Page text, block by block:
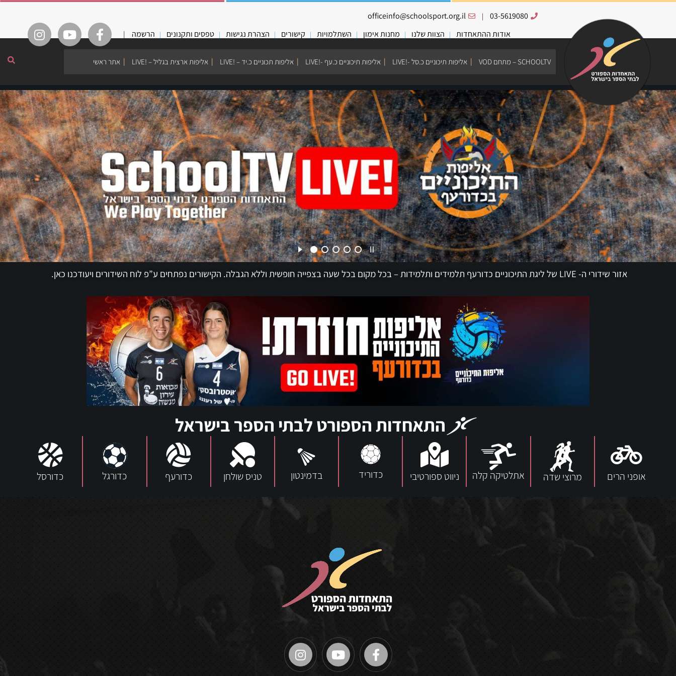
03-5619080
|
officeinfo@schoolsport.org.il
אודות ההתאחדות
הצוות שלנו מחנות אימון השתלמויות קישורים הצהרת נגישות טפסים ותקנונים הרשמה |
SCHOOLTV – מתחם VOD אליפות תיכוניים כ.סל -!LIVE אליפות תיכוניים כ.עף -!LIVE אליפות תכוניים כ.יד – !LIVE אליפות ארצית בגליל – !LIVE אתר ראשי
אזור שידורי ה- LIVE של ליגת התיכוניים כדורעף תלמידים ותלמידות – בכל מקום בכל שעה בצפייה חופשית וללא הגבלה. הקישורים נפתחים ע”פ לוח השידורים ויעודכנו כאן.
התאחדות הספורט לבתי הספר בישראל
אופני הרים מרוצי שדה אתלטיקה קלה ניווט ספורטיבי כדוריד בדמינטון טניס שולחן כדורעף כדורגל כדורסל